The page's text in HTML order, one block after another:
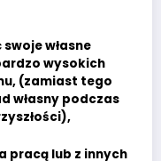
własne
wysokich
(zamiast tego
własny podczas
pracą lub z innych